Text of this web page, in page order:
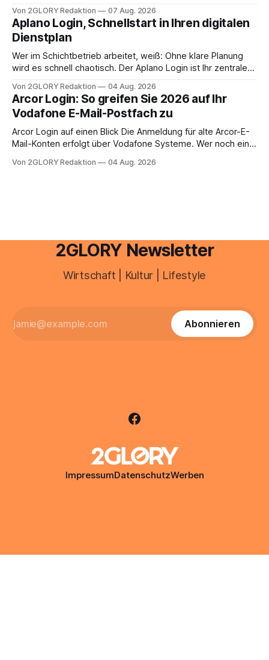
erledigen? Die kurze Antwort: Bei einfachen
Einkommensverhältnissen reicht häufig eine Steuersoftware
aus – sobald jedoch mehrere Einkunftsarten
zusammentreffen oder größere finanzielle Veränderungen
anstehen, zahlt sich professionelle Unterstützung meist
Von 2GLORY Redaktion 07 Aug. 2026
Aplano Login, Schnellstart in Ihren digitalen
Dienstplan
Wer im Schichtbetrieb arbeitet, weiß: Ohne klare Planung
wird es schnell chaotisch. Der Aplano Login ist Ihr zentraler
abwesenheiten und die gesamte kommunikation rund um
Ihr personal digital zu organisieren. In diesem Leitfaden
erfahren Sie alles, was Sie für einen reibungslosen Einstieg
brauchen, von der Registrierung
Von 2GLORY Redaktion 04 Aug. 2026
Arcor Login: So greifen Sie 2026 auf Ihr
Vodafone E-Mail-Postfach zu
Arcor Login auf einen Blick Die Anmeldung für alte Arcor-E-
Mail-Konten erfolgt über Vodafone Systeme. Wer noch eine
besitzt, loggt sich heute über das Vodafone E-Mail & Cloud
Von 2GLORY Redaktion 04 Aug. 2026
2GLORY Newsletter
Wirtschaft | Kultur | Lifestyle
Abonnieren
ImpressumDatenschutzWerben